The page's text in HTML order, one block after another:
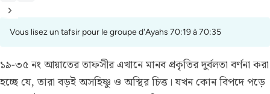
Vous lisez un tafsir pour le groupe d'Ayahs 70:19 à 70:35
১৯-৩৫ নং আয়াতের তাফসীরএখানে মানব প্রকৃতির দুর্বলতা বর্ণনা করা
হচ্ছে যে, তারা বড়ই অসহিষ্ণু ও অস্থির চিত্ত। যখন কোন বিপদে পড়ে